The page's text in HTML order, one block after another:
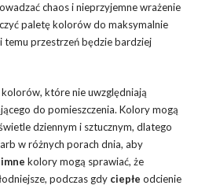
chaos i nieprzyjemne wrażenie
paletę kolorów do maksymalnie
temu przestrzeń będzie bardziej
które nie uwzględniają
do pomieszczenia. Kolory mogą
dziennym i sztucznym, dlatego
w różnych porach dnia, aby
kolory mogą sprawiać, że
podczas gdy ciepłe odcienie